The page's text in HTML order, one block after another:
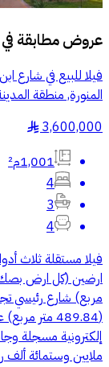
عروض مطابقة في
فيلا للبيع في شارع
المنورة, منطقة
3,600,000
§
1,001م²
4
3
4
فيلا مستقلة ثلاث
ملايين وستمائة